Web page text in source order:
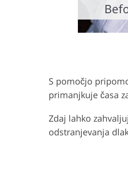
S pomočjo
primanjkuje časa
Zdaj lahko
odstranjevanja